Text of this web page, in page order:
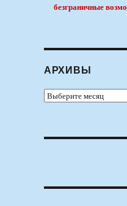
безграничные
АРХИВЫ
Архивы